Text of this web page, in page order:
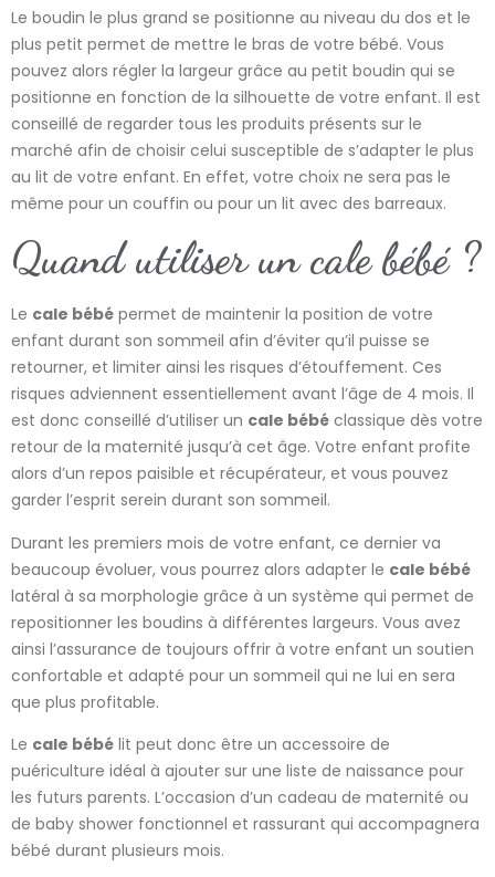
Le boudin le plus grand se positionne au niveau du dos et le
plus petit permet de mettre le bras de votre bébé. Vous
pouvez alors régler la largeur grâce au petit boudin qui se
positionne en fonction de la silhouette de votre enfant. Il est
conseillé de regarder tous les produits présents sur le
marché afin de choisir celui susceptible de s’adapter le plus
au lit de votre enfant. En effet, votre choix ne sera pas le
même pour un couffin ou pour un lit avec des barreaux.
Quand utiliser un cale bébé ?
Le cale bébé permet de maintenir la position de votre
enfant durant son sommeil afin d’éviter qu’il puisse se
retourner, et limiter ainsi les risques d’étouffement. Ces
risques adviennent essentiellement avant l’âge de 4 mois. Il
est donc conseillé d’utiliser un cale bébé classique dès votre
retour de la maternité jusqu’à cet âge. Votre enfant profite
alors d’un repos paisible et récupérateur, et vous pouvez
garder l’esprit serein durant son sommeil.
Durant les premiers mois de votre enfant, ce dernier va
beaucoup évoluer, vous pourrez alors adapter le cale bébé
latéral à sa morphologie grâce à un système qui permet de
repositionner les boudins à différentes largeurs. Vous avez
ainsi l’assurance de toujours offrir à votre enfant un soutien
confortable et adapté pour un sommeil qui ne lui en sera
que plus profitable.
Le cale bébé lit peut donc être un accessoire de
puériculture idéal à ajouter sur une liste de naissance pour
les futurs parents. L’occasion d’un cadeau de maternité ou
de baby shower fonctionnel et rassurant qui accompagnera
bébé durant plusieurs mois.